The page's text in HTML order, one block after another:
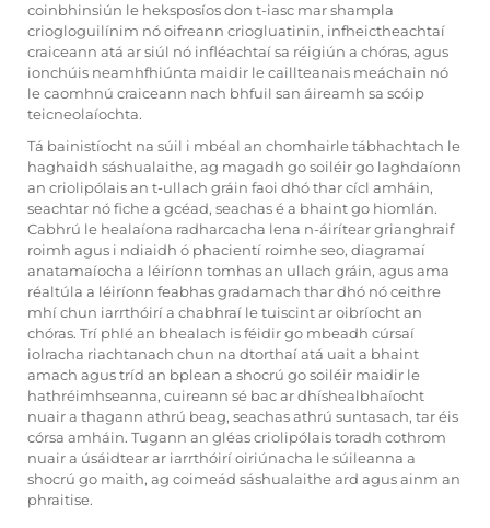
coinbhinsiún le heksposíos don t-iasc mar shampla
criogloguilínim nó oifreann criogluatinin, infheictheachtaí
craiceann atá ar siúl nó infléachtaí sa réigiún a chóras, agus
ionchúis neamhfhiúnta maidir le caillteanais meáchain nó
le caomhnú craiceann nach bhfuil san áireamh sa scóip
teicneolaíochta.
Tá bainistíocht na súil i mbéal an chomhairle tábhachtach le
haghaidh sáshualaithe, ag magadh go soiléir go laghdaíonn
an criolipólais an t-ullach gráin faoi dhó thar cícl amháin,
seachtar nó fiche a gcéad, seachas é a bhaint go hiomlán.
Cabhrú le healaíona radharcacha lena n-áirítear grianghraif
roimh agus i ndiaidh ó phacientí roimhe seo, diagramaí
anatamaíocha a léiríonn tomhas an ullach gráin, agus ama
réaltúla a léiríonn feabhas gradamach thar dhó nó ceithre
mhí chun iarrthóirí a chabhraí le tuiscint ar oibríocht an
chóras. Trí phlé an bhealach is féidir go mbeadh cúrsaí
iolracha riachtanach chun na dtorthaí atá uait a bhaint
amach agus tríd an bplean a shocrú go soiléir maidir le
hathréimhseanna, cuireann sé bac ar dhíshealbhaíocht
nuair a thagann athrú beag, seachas athrú suntasach, tar éis
córsa amháin. Tugann an gléas criolipólais toradh cothrom
nuair a úsáidtear ar iarrthóirí oiriúnacha le súileanna a
shocrú go maith, ag coimeád sáshualaithe ard agus ainm an
phraitise.